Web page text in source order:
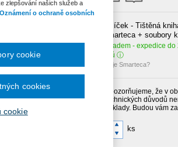
Balíček - Tištěná
Smarteca + soubory
Skladem - expedice do
dnů
Co je Smarteca?
Upozorňujeme, že v
technických důvodů
doklady. Budou vám
ks
základní instituty
adaptace a
zlepšování našich služeb a
Oznámení o ochraně osobních
cookie
cookies
cookie